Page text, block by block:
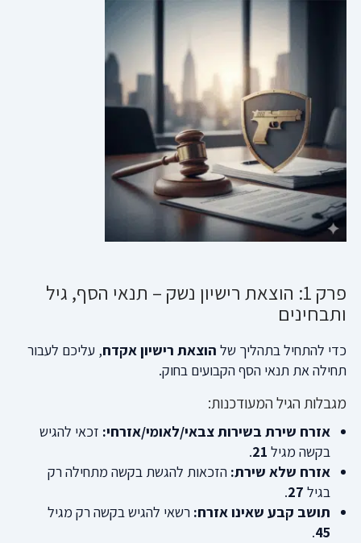
פרק 1: הוצאת רישיון נשק – תנאי הסף, גיל
ותבחינים
כדי להתחיל בתהליך של הוצאת רישיון אקדח, עליכם לעבור
תחילה את תנאי הסף הקבועים בחוק.
מגבלות הגיל המעודכנות:
אזרח שירת בשירות צבאי/לאומי/אזרחי: זכאי להגיש
בקשה מגיל 21
.
אזרח שלא שירת: הזכאות להגשת בקשה מתחילה רק
בגיל 27
.
תושב קבע שאינו אזרח: רשאי להגיש בקשה רק מגיל
45
.